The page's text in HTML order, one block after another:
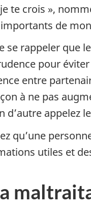
te crois »,
de
rappeler que
pour
entre
à ne pas
d’autre appelez
qu’une
utiles et